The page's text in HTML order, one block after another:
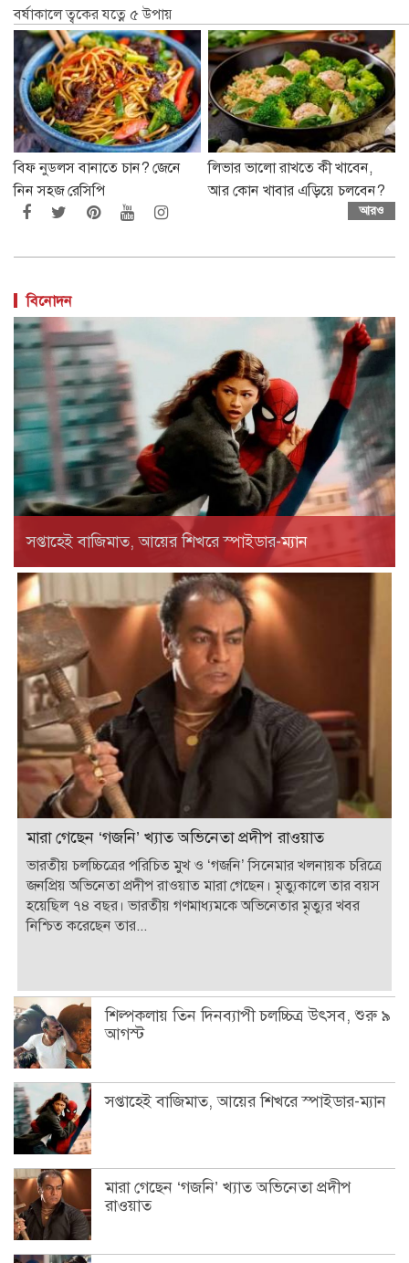
বর্ষাকালে ত্বকের যত্নে ৫ উপায়
বিফ নুডলস বানাতে চান? জেনে
নিন সহজ রেসিপি
লিভার ভালো রাখতে কী খাবেন,
আর কোন খাবার এড়িয়ে চলবেন?
আরও
বিনোদন
সপ্তাহেই বাজিমাত, আয়ের শিখরে স্পাইডার-ম্যান
মারা গেছেন ‘গজনি’ খ্যাত অভিনেতা প্রদীপ রাওয়াত
ভারতীয় চলচ্চিত্রের পরিচিত মুখ ও ‘গজনি’ সিনেমার খলনায়ক চরিত্রে
জনপ্রিয় অভিনেতা প্রদীপ রাওয়াত মারা গেছেন। মৃত্যুকালে তার বয়স
হয়েছিল ৭৪ বছর। ভারতীয় গণমাধ্যমকে অভিনেতার মৃত্যুর খবর
নিশ্চিত করেছেন তার...
শিল্পকলায় তিন দিনব্যাপী চলচ্চিত্র উৎসব, শুরু ৯
আগস্ট
সপ্তাহেই বাজিমাত, আয়ের শিখরে স্পাইডার-ম্যান
মারা গেছেন ‘গজনি’ খ্যাত অভিনেতা প্রদীপ
রাওয়াত